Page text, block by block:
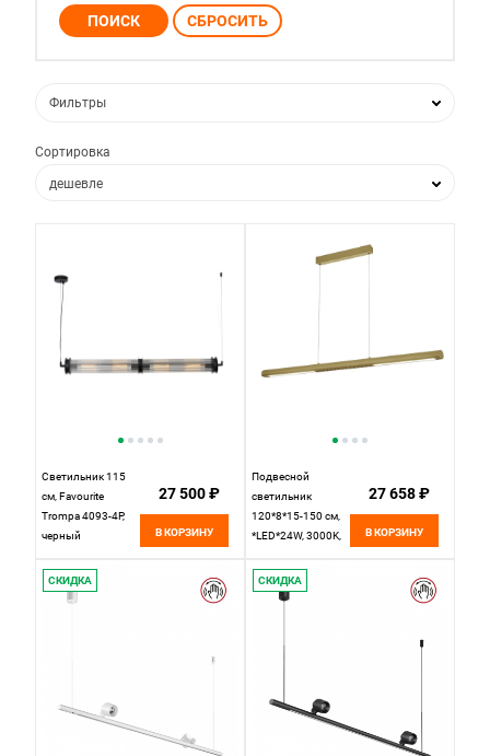
Фильтры
Сортировка
дешевле
Светильник 115
см, Favourite
Trompa 4093-4P,
черный
27 500 ₽
В КОРЗИНУ
Подвесной
светильник
120*8*15-150 см,
*LED*24W, 3000K,
MAN9036,
золотой
27 658 ₽
В КОРЗИНУ
СКИДКА СКИДКА